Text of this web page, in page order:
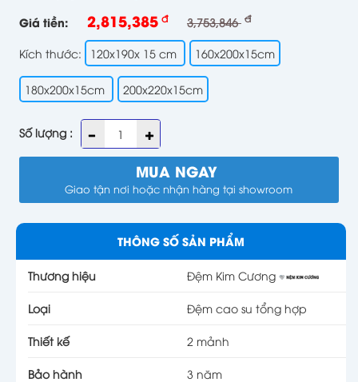
Giá tiền: 2,815,385 đ 3,753,846 đ
Kích thước: 120x190x 15 cm 160x200x15cm
180x200x15cm 200x220x15cm
Số lượng :
MUA NGAY
Giao tận nơi hoặc nhận hàng tại showroom
THÔNG SỐ SẢN PHẨM
Thương hiệu Đệm Kim Cương
Loại Đệm cao su tổng hợp
Thiết kế 2 mảnh
Bảo hành 3 năm